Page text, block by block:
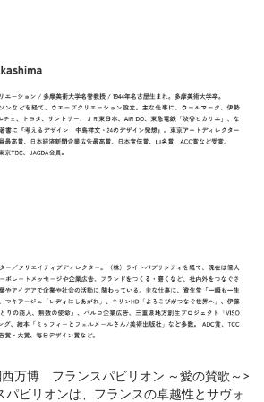
西万博 フランスパビリオン ～愛の賛歌～>
パビリオンは、フランスの卓越性とサヴォ